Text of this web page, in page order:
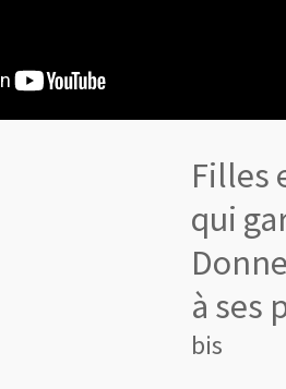
Filles
qui
à ses
bis